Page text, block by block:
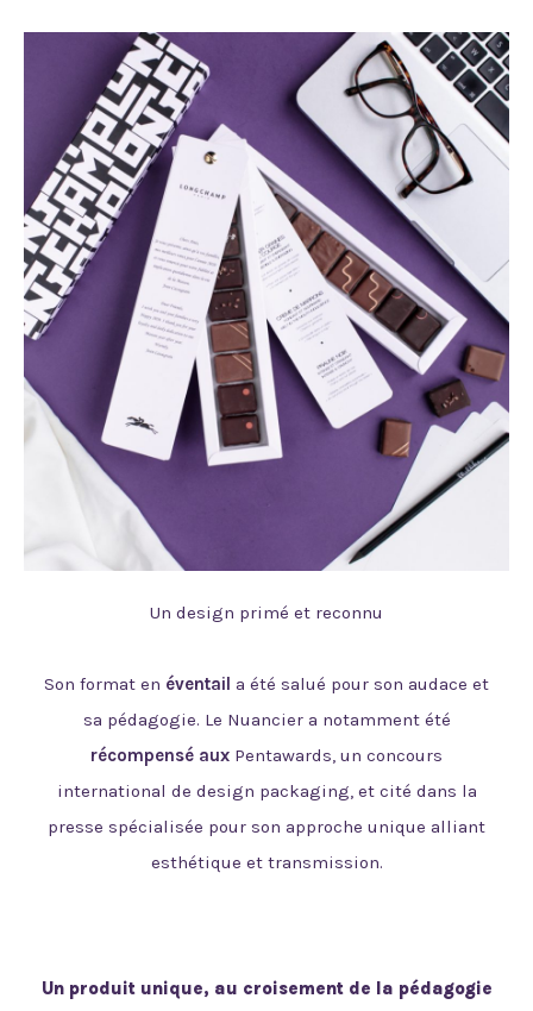
Un design primé et reconnu
Son format en éventail a été salué pour son audace et
sa pédagogie. Le Nuancier a notamment été
récompensé aux Pentawards, un concours
international de design packaging, et cité dans la
presse spécialisée pour son approche unique alliant
esthétique et transmission.
Un produit unique, au croisement de la pédagogie